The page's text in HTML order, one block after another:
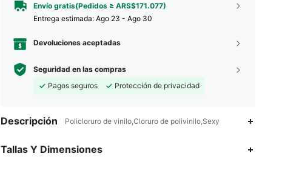
Envío gratis(Pedidos ≥ ARS$171.077)
Entrega estimada: Ago 23 - Ago 30
Devoluciones aceptadas
Seguridad en las compras
Pagos seguros
Protección de privacidad
Descripción Policloruro de vinilo,Cloruro de polivinilo,Sexy
Tallas Y Dimensiones